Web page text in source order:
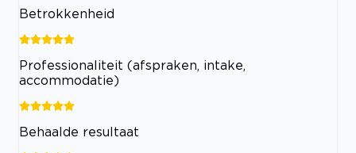
Betrokkenheid
Professionaliteit (afspraken, intake,
accommodatie)
Behaalde resultaat